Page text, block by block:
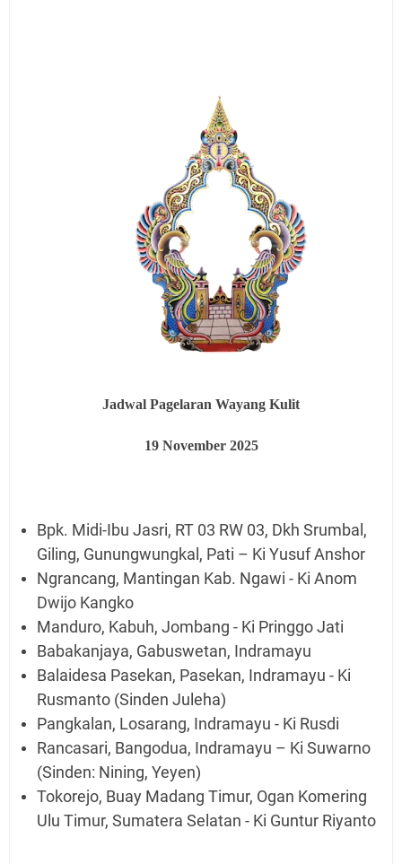
Jadwal Pagelaran Wayang Kulit
19 November 2025
Bpk. Midi-Ibu Jasri, RT 03 RW 03, Dkh Srumbal,
Giling, Gunungwungkal, Pati – Ki Yusuf Anshor
Ngrancang, Mantingan Kab. Ngawi - Ki Anom
Dwijo Kangko
Manduro, Kabuh, Jombang - Ki Pringgo Jati
Babakanjaya, Gabuswetan, Indramayu
Balaidesa Pasekan, Pasekan, Indramayu - Ki
Rusmanto (Sinden Juleha)
Pangkalan, Losarang, Indramayu - Ki Rusdi
Rancasari, Bangodua, Indramayu – Ki Suwarno
(Sinden: Nining, Yeyen)
Tokorejo, Buay Madang Timur, Ogan Komering
Ulu Timur, Sumatera Selatan - Ki Guntur Riyanto